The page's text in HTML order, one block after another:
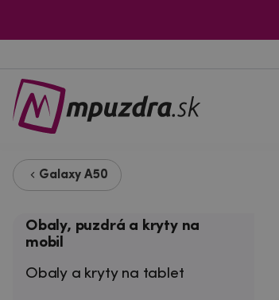
Galaxy A50
Obaly, puzdrá a kryty na
mobil
Obaly a kryty na tablet